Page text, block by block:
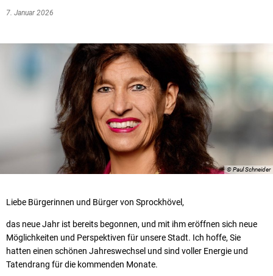
7. Januar 2026
© Paul Schneider
Liebe Bürgerinnen und Bürger von Sprockhövel,
das neue Jahr ist bereits begonnen, und mit ihm eröffnen sich neue
Möglichkeiten und Perspektiven für unsere Stadt. Ich hoffe, Sie
hatten einen schönen Jahreswechsel und sind voller Energie und
Tatendrang für die kommenden Monate.